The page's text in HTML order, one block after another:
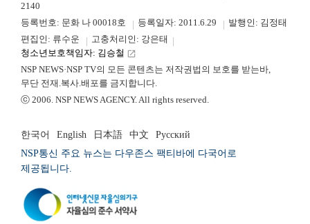
2140
등록번호: 문화 나 00018호
등록일자: 2011.6.29
발행인: 김정태
편집인: 류수운
고충처리인: 강은태
청소년보호책임자: 김승철 launch
NSP NEWS·NSP TV의 모든 콘텐츠는 저작권법의 보호를 받는바,
무단 전재.복사.배포를 금지합니다.
ⓒ 2006. NSP NEWS AGENCY. All rights reserved.
한국어 English 日本語 中文
Русский
NSP통신 주요 뉴스는 다우존스 팩티바에 다국어로
제공됩니다.